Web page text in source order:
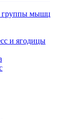
группы мышц
и ягодицы